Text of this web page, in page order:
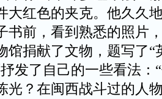
大红色的夹克。他久久
书前，看到熟悉的照片
馆捐献了文物，题写了“
发了自己的一些看法：
光？在闽西战斗过的人